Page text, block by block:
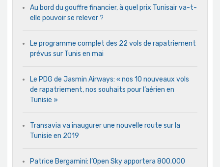
Au bord du gouffre financier, à quel prix Tunisair va-t-
elle pouvoir se relever ?
Le programme complet des 22 vols de rapatriement
prévus sur Tunis en mai
Le PDG de Jasmin Airways: « nos 10 nouveaux vols
de rapatriement, nos souhaits pour l’aérien en
Tunisie »
Transavia va inaugurer une nouvelle route sur la
Tunisie en 2019
Patrice Bergamini: l’Open Sky apportera 800.000